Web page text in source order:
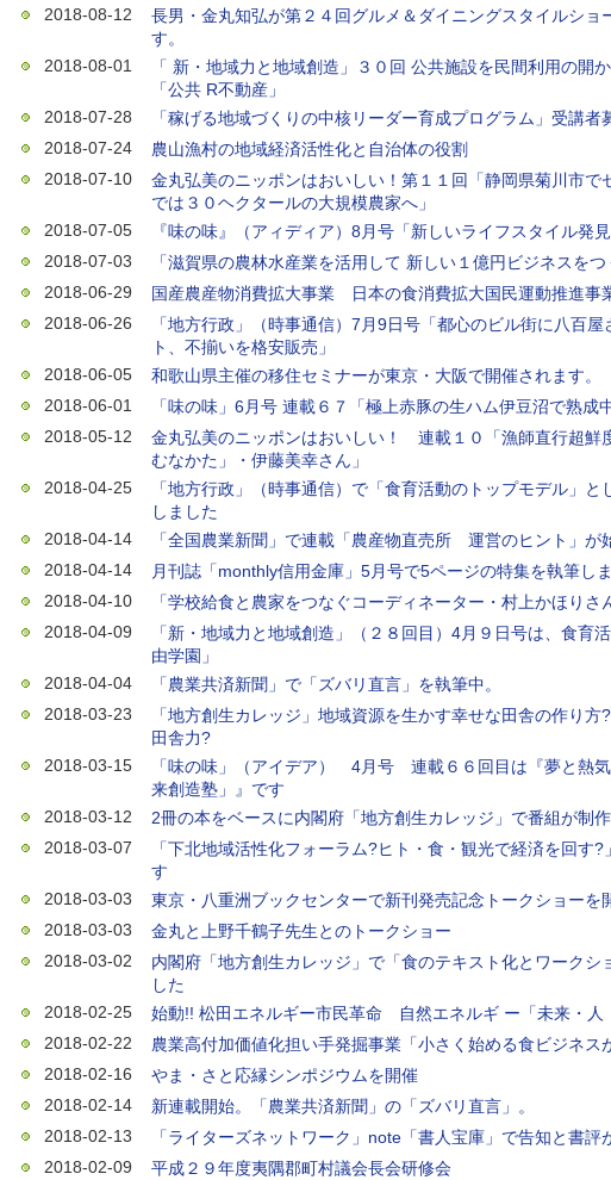
2018-08-12
長男・金丸知弘が第２４回グルメ＆ダイニングスタイルショ
す。
2018-08-01
「 新・地域力と地域創造」３０回 公共施設を民間利用の開
「公共 R不動産」
2018-07-28
「稼げる地域づくりの中核リーダー育成プログラム」受講者
2018-07-24
農山漁村の地域経済活性化と自治体の役割
2018-07-10
金丸弘美のニッポンはおいしい！第１１回「静岡県菊川市で
では３０ヘクタールの大規模農家へ」
2018-07-05
『味の味』（アィディア）8月号「新しいライフスタイル発
2018-07-03
「滋賀県の農林水産業を活用して 新しい１億円ビジネスをつ
2018-06-29
国産農産物消費拡大事業 日本の食消費拡大国民運動推進事
2018-06-26
「地方行政」（時事通信）7月9日号「都心のビル街に八百
ト、不揃いを格安販売」
2018-06-05
和歌山県主催の移住セミナーが東京・大阪で開催されます。
2018-06-01
「味の味」6月号 連載６７「極上赤豚の生ハム伊豆沼で熟成中
2018-05-12
金丸弘美のニッポンはおいしい！ 連載１０「漁師直行超鮮
むなかた」・伊藤美幸さん」
2018-04-25
「地方行政」（時事通信）で「食育活動のトップモデル」
しました
2018-04-14
「全国農業新聞」で連載「農産物直売所 運営のヒント」が
2018-04-14
月刊誌「monthly信用金庫」5月号で5ページの特集を執筆しま
2018-04-10
「学校給食と農家をつなぐコーディネーター・村上かほりさ
2018-04-09
「新・地域力と地域創造」（２８回目）4月９日号は、食育
由学園」
2018-04-04
「農業共済新聞」で「ズバリ直言」を執筆中。
2018-03-23
「地方創生カレッジ」地域資源を生かす幸せな田舎の作り方
田舎力?
2018-03-15
「味の味」（アイデア） 4月号 連載６６回目は『夢と熱
来創造塾」』です
2018-03-12
2冊の本をベースに内閣府「地方創生カレッジ」で番組が制
2018-03-07
「下北地域活性化フォーラム?ヒト・食・観光で経済を回す?
す
2018-03-03
東京・八重洲ブックセンターで新刊発売記念トークショーを
2018-03-03
金丸と上野千鶴子先生とのトークショー
2018-03-02
内閣府「地方創生カレッジ」で「食のテキスト化とワークシ
した
2018-02-25
始動!! 松田エネルギー市民革命 自然エネルギ ー「未来・人
2018-02-22
農業高付加価値化担い手発掘事業「小さく始める食ビジネス
2018-02-16
やま・さと応縁シンポジウムを開催
2018-02-14
新連載開始。「農業共済新聞」の「ズバリ直言」。
2018-02-13
「ライターズネットワーク」note「書人宝庫」で告知と書評
2018-02-09
平成２９年度夷隅郡町村議会長会研修会